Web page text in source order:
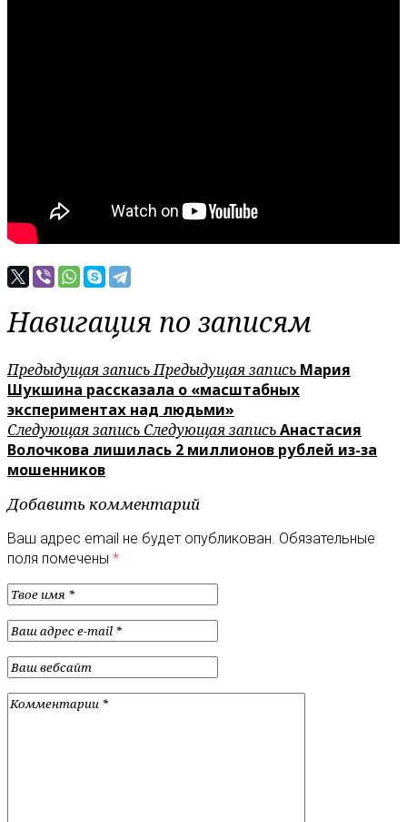
Навигация по записям
Предыдущая записьПредыдущая запись Мария
Шукшина рассказала о «масштабных
экспериментах над людьми»
Следующая запись Следующая записьАнастасия
Волочкова лишилась 2 миллионов рублей из-за
мошенников
Добавить комментарий
Ваш адрес email не будет опубликован. Обязательные
поля помечены *